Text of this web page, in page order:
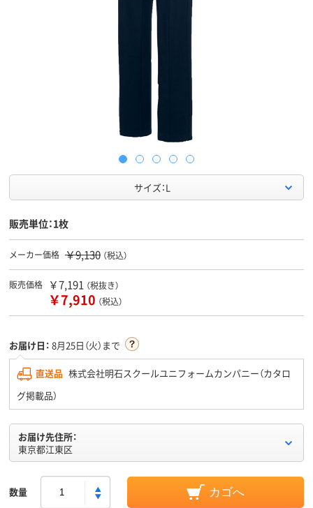
サイズ：L
販売単位：1枚
メーカー価格 ￥9,130 （税込）
販売価格 ￥7,191 （税抜き）
￥7,910 （税込）
お届け日： 8月25日（火）まで
直送品 株式会社明石スクールユニフォームカンパニー（カタロ
グ掲載品）
お届け先住所：
東京都江東区
数量 カゴへ